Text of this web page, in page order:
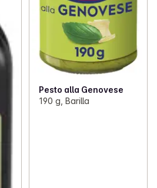
Pesto alla Genovese
190 g, Barilla